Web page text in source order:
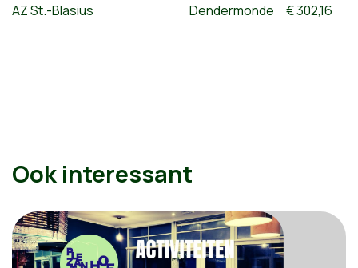
AZ St.-Blasius Dendermonde € 302,16
Ook interessant